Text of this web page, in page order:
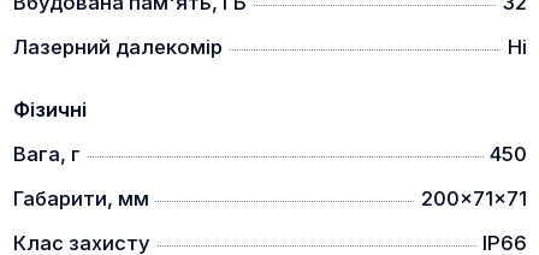
Лазерний далекомір
Ні
Фізичні
Вага, г
450
Габарити, мм
200x71x71
Клас захисту
IP66